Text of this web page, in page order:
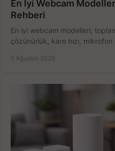
En İyi Webcam
Rehberi
En iyi webcam modelleri;
çözünürlük, kare hızı, mikrofon
5 Ağustos 2026